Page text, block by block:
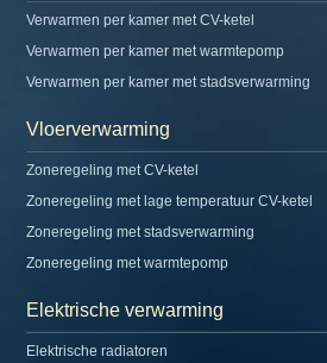
Verwarmen per kamer met CV-ketel
Verwarmen per kamer met warmtepomp
Verwarmen per kamer met stadsverwarming
Vloerverwarming
Zoneregeling met CV-ketel
Zoneregeling met lage temperatuur CV-ketel
Zoneregeling met stadsverwarming
Zoneregeling met warmtepomp
Elektrische verwarming
Elektrische radiatoren